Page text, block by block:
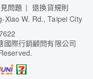
問題
退換貨規則
W. Rd., Taipei City
際行銷顧問有限公司